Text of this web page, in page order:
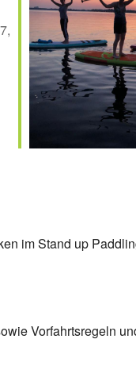
im Stand up
Vorfahrtsregeln